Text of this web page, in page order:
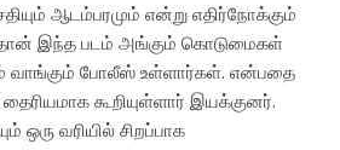
ஆடம்பரமும் என்று எதிர்நோக்கும்
தான் இந்த படம் அங்கும் கொடுமைகள்
வாங்கும் போலீஸ் உள்ளார்கள். என்பதை
கூறியுள்ளார் இயக்குனர்.
ஒரு வரியில் சிறப்பாக